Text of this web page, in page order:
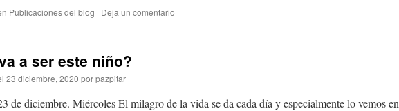
Publicaciones del blog | Deja un comentario
a ser este niño?
23 diciembre, 2020 porpazpitar
de diciembre. Miércoles El milagro de la vida se da cada día y especialmente lo vemos en